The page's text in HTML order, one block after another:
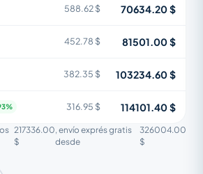
588.62 $ 70634.20 $
452.78 $ 81501.00 $
382.35 $ 103234.60 $
316.95 $ 114101.40 $
217336.00
$
, envío exprés gratis
desde
326004.00
$